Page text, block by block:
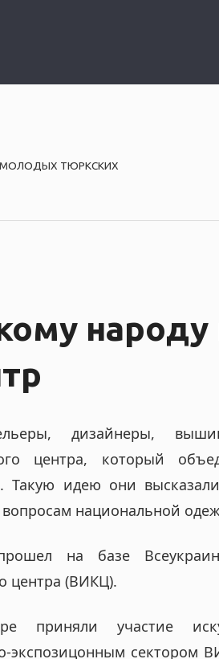
МОЛОДЫХ ТЮРКСКИХ
дизайнеры,
центра, который
Такую идею они
национальной
на базе
центра (ВИКЦ).
приняли участие
экспозицонным сектором